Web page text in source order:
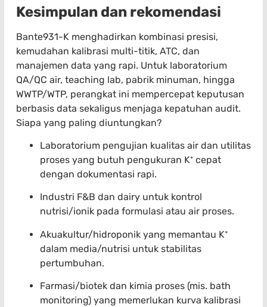
Kesimpulan dan rekomendasi
Bante931-K menghadirkan kombinasi presisi,
kemudahan kalibrasi multi-titik, ATC, dan
manajemen data yang rapi. Untuk laboratorium
QA/QC air, teaching lab, pabrik minuman, hingga
WWTP/WTP, perangkat ini mempercepat keputusan
berbasis data sekaligus menjaga kepatuhan audit.
Siapa yang paling diuntungkan?
Laboratorium pengujian kualitas air dan utilitas
proses yang butuh pengukuran K⁺ cepat
dengan dokumentasi rapi.
Industri F&B dan dairy untuk kontrol
nutrisi/ionik pada formulasi atau air proses.
Akuakultur/hidroponik yang memantau K⁺
dalam media/nutrisi untuk stabilitas
pertumbuhan.
Farmasi/biotek dan kimia proses (mis. bath
monitoring) yang memerlukan kurva kalibrasi